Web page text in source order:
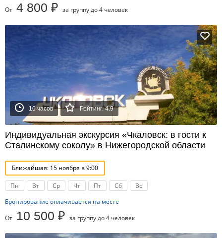
От 4 800 ₽ за группу до 4 человек
10 часов Рейтинг: 4.9
Индивидуальная экскурсия «Чкаловск: в гости к
Сталинскому соколу» в Нижегородской области
Ближайшая: 15 ноября в 9:00
Пн Вт Ср Чт Пт Сб
Вс
Бронирование оплачивается на месте
От 10 500 ₽ за группу до 4 человек